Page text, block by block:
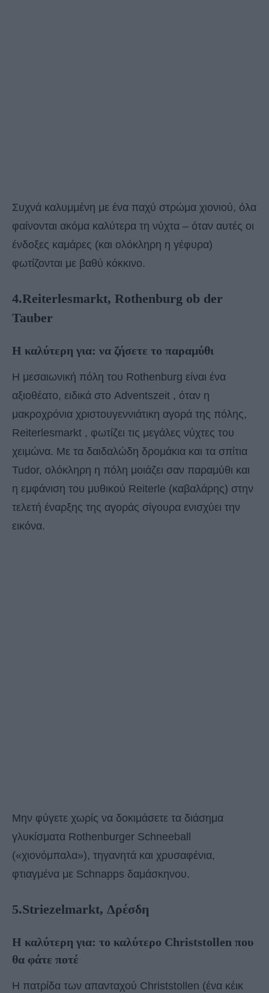
Συχνά καλυμμένη με ένα παχύ στρώμα χιονιού, όλα
φαίνονται ακόμα καλύτερα τη νύχτα – όταν αυτές οι
ένδοξες καμάρες (και ολόκληρη η γέφυρα)
φωτίζονται με βαθύ κόκκινο.
4.Reiterlesmarkt, Rothenburg ob der
Tauber
Η καλύτερη για: να ζήσετε το παραμύθι
Η μεσαιωνική πόλη του Rothenburg είναι ένα
αξιοθέατο, ειδικά στο Adventszeit , όταν η
μακροχρόνια χριστουγεννιάτικη αγορά της πόλης,
Reiterlesmarkt , φωτίζει τις μεγάλες νύχτες του
χειμώνα. Με τα δαιδαλώδη δρομάκια και τα σπίτια
Tudor, ολόκληρη η πόλη μοιάζει σαν παραμύθι και
η εμφάνιση του μυθικού Reiterle (καβαλάρης) στην
τελετή έναρξης της αγοράς σίγουρα ενισχύει την
εικόνα.
Μην φύγετε χωρίς να δοκιμάσετε τα διάσημα
γλυκίσματα Rothenburger Schneeball
(«χιονόμπαλα»), τηγανητά και χρυσαφένια,
φτιαγμένα με Schnapps δαμάσκηνου.
5.Striezelmarkt, Δρέσδη
Η καλύτερη για: το καλύτερο Christstollen που
θα φάτε ποτέ
Η πατρίδα των απανταχού Christstollen (ένα κέικ